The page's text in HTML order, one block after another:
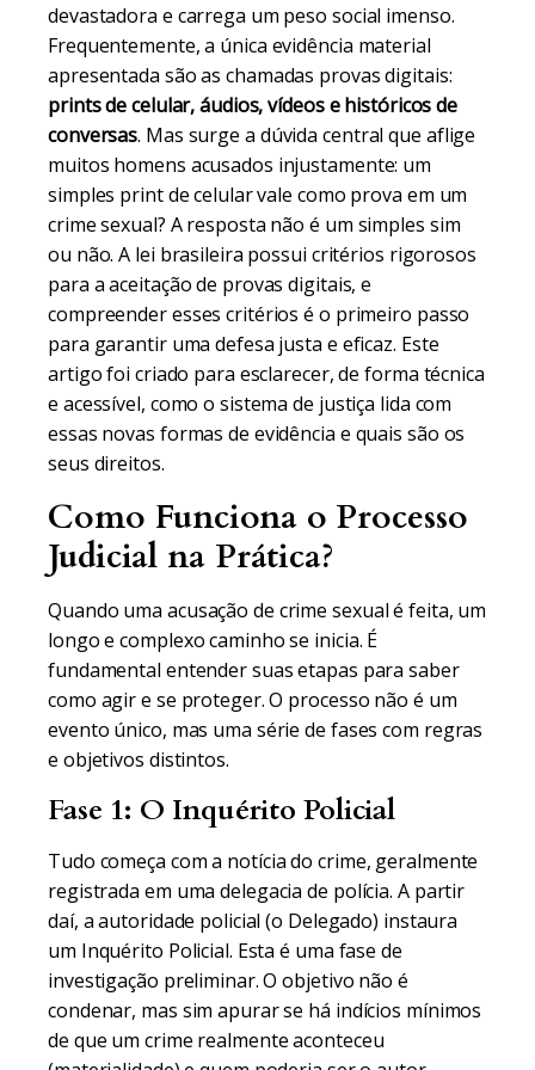
devastadora e carrega um peso social imenso.
Frequentemente, a única evidência material
apresentada são as chamadas provas digitais:
prints de celular, áudios, vídeos e históricos de
conversas. Mas surge a dúvida central que aflige
muitos homens acusados injustamente: um
simples print de celular vale como prova em um
crime sexual? A resposta não é um simples sim
ou não. A lei brasileira possui critérios rigorosos
para a aceitação de provas digitais, e
compreender esses critérios é o primeiro passo
para garantir uma defesa justa e eficaz. Este
artigo foi criado para esclarecer, de forma técnica
e acessível, como o sistema de justiça lida com
essas novas formas de evidência e quais são os
seus direitos.
Como Funciona o Processo
Judicial na Prática?
Quando uma acusação de crime sexual é feita, um
longo e complexo caminho se inicia. É
fundamental entender suas etapas para saber
como agir e se proteger. O processo não é um
evento único, mas uma série de fases com regras
e objetivos distintos.
Fase 1: O Inquérito Policial
Tudo começa com a notícia do crime, geralmente
registrada em uma delegacia de polícia. A partir
daí, a autoridade policial (o Delegado) instaura
um Inquérito Policial. Esta é uma fase de
investigação preliminar. O objetivo não é
condenar, mas sim apurar se há indícios mínimos
de que um crime realmente aconteceu